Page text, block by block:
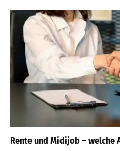
Rente und Midijob – welche